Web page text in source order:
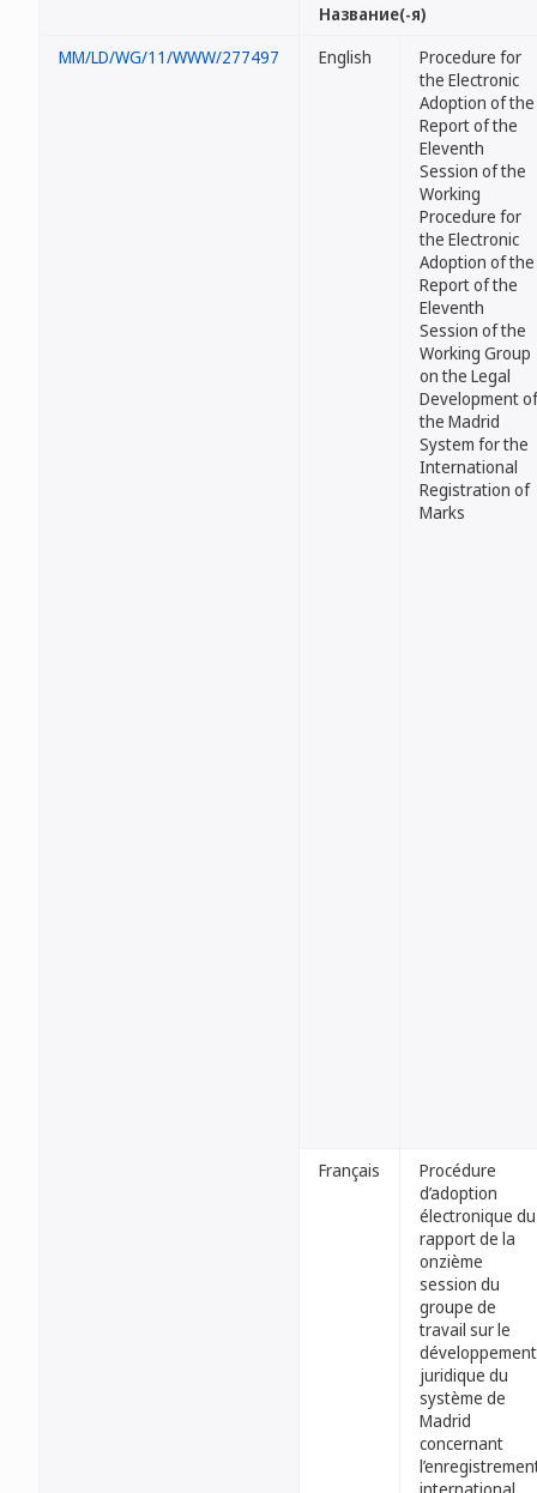
Название(-я)
MM/LD/WG/11/WWW/277497
English
Procedure for
the Electronic
Adoption of the
Report of the
Eleventh
Session of the
Working
Procedure for
the Electronic
Adoption of the
Report of the
Eleventh
Session of the
Working Group
on the Legal
Development of
the Madrid
System for the
International
Registration of
Marks
Français
Procédure
d’adoption
électronique du
rapport de la
onzième
session du
groupe de
travail sur le
développement
juridique du
système de
Madrid
concernant